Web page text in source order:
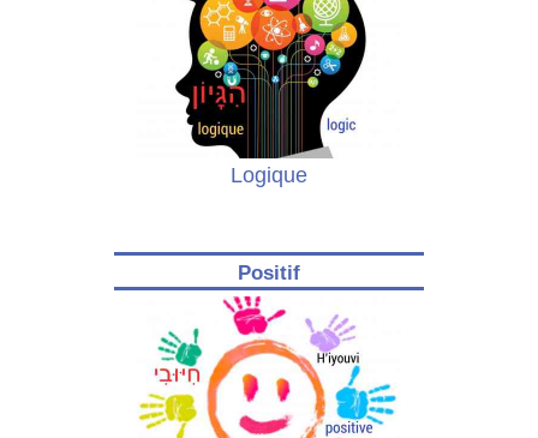
Logique
Positif